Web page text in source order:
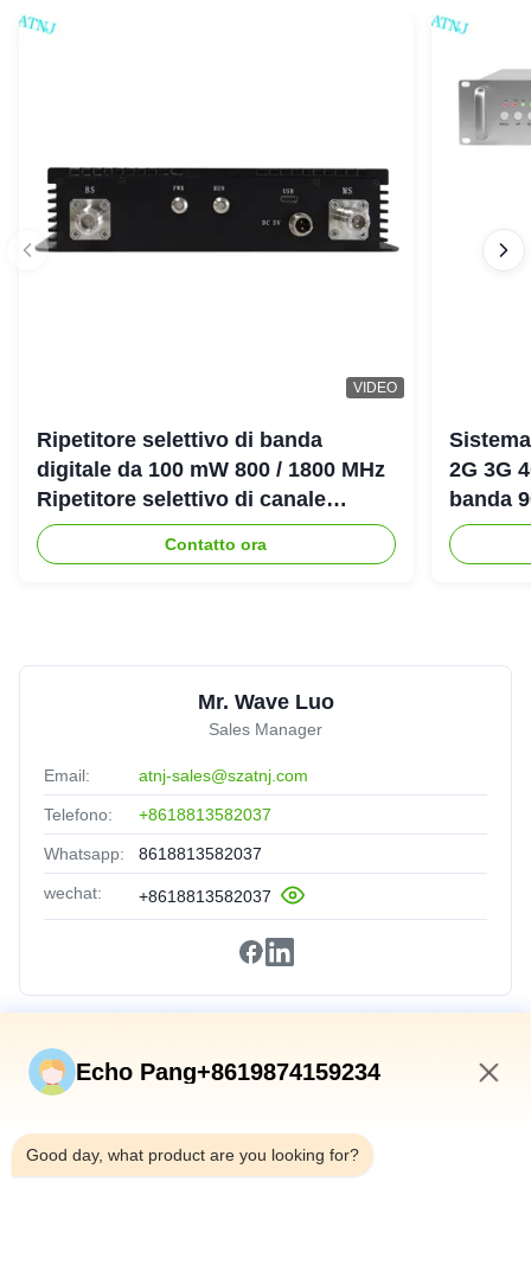
VIDEO
Ripetitore selettivo di banda
digitale da 100 mW 800 / 1800 MHz
Ripetitore selettivo di canale
digitale LTE DCS Bda Pico
Contatto ora
2G 3G
banda
Mr. Wave Luo
Sales Manager
Email: atnj-sales@szatnj.com
Telefono: +8618813582037
Whatsapp: 8618813582037
wechat: +8618813582037
Collegamenti Rapidi
Prodotti
Su Di Noi
Echo Pang+8619874159234
Good day, what product are you looking for?